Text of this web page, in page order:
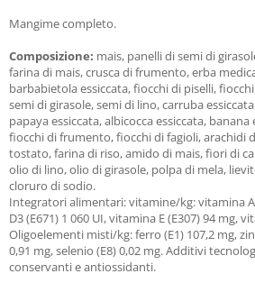
Mangime completo.
Composizione: mais, panelli di semi di
farina di mais, crusca di frumento, erba
barbabietola essiccata, fiocchi di piselli,
semi di girasole, semi di lino, carruba
papaya essiccata, albicocca essiccata, banana
fiocchi di frumento, fiocchi di fagioli, arachidi
tostato, farina di riso, amido di mais, fiori di
olio di lino, olio di girasole, polpa di mela,
cloruro di sodio.
Integratori alimentari: vitamine/kg: vitamina A
D3 (E671) 1 060 UI, vitamina E (E307) 94 mg,
Oligoelementi misti/kg: ferro (E1) 107,2 mg,
0,91 mg, selenio (E8) 0,02 mg. Additivi
conservanti e antiossidanti.